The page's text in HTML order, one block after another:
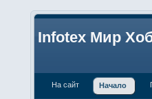
Infotex Мир
На сайт Начало